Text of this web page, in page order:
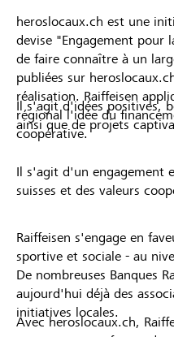
heroslocaux.ch est une
devise "Engagement pour
de faire connaître à un
publiées sur
réalisation. Raiffeisen
régional l'idée du
coopérative.
Il s'agit d'idées positives,
ainsi que de projets
Il s'agit d'un engagement
suisses et des valeurs
Raiffeisen s'engage en
sportive et sociale - au
De nombreuses Banques
aujourd'hui déjà des
initiatives locales.
Avec heroslocaux.ch,